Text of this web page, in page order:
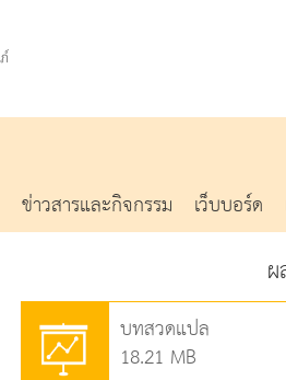
ข่าวสารและกิจกรรม เว็บบอร์ด
บทสวดแปล
18.21 MB